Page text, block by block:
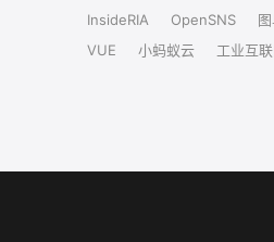
InsideRIA
OpenSNS
VUE
小蚂蚁云 工业互